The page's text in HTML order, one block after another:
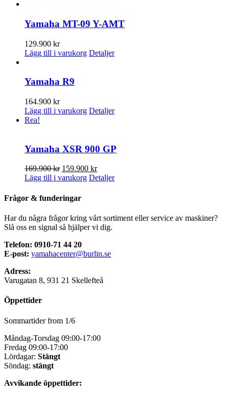
Yamaha MT-09 Y-AMT
129.900 kr
Lägg till i varukorg Detaljer
Yamaha R9
164.900 kr
Lägg till i varukorg Detaljer
Rea!
Yamaha XSR 900 GP
169.900kr Det
ursprungliga
var:
169.900 kr.
159.900 krDet
nuvarande
Lägg till i varukorg Detaljer
Frågor & funderingar
Har du några frågor kring vårt sortiment eller service av maskiner?
Slå oss en signal så hjälper vi dig.
Telefon: 0910-71 44 20
E-post: yamahacenter@burlin.se
Adress:
Varugatan 8, 931 21 Skellefteå
Öppettider
Sommartider from 1/6
Måndag-Torsdag 09:00-17:00
Fredag 09:00-17:00
Lördagar: Stängt
Söndag: stängt
Avvikande öppettider: